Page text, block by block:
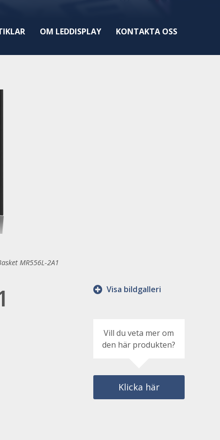
OM LEDDISPLAY KONTAKTA OSS
MR556L-2A1
Visa bildgalleri
den här produkten?
Klicka här